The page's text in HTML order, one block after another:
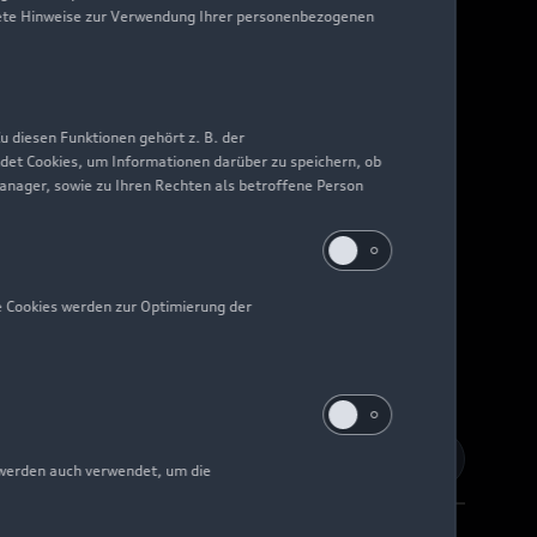
Hinweise zur Verwendung Ihrer personenbezogenen
diesen Funktionen gehört z. B. der
Cookies, um Informationen darüber zu speichern, ob
sowie zu Ihren Rechten als betroffene Person
werden zur Optimierung der
auch verwendet, um die